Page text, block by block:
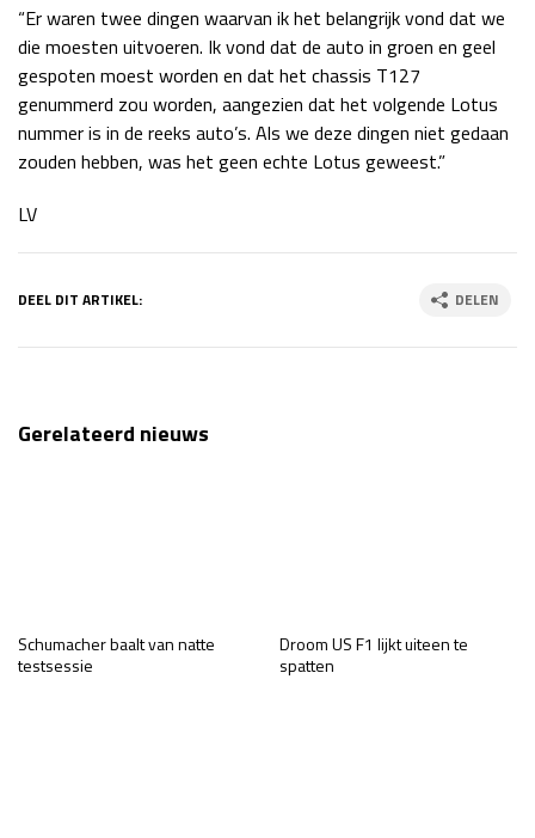
“Er waren twee dingen waarvan ik het belangrijk vond dat we
die moesten uitvoeren. Ik vond dat de auto in groen en geel
gespoten moest worden en dat het chassis T127
genummerd zou worden, aangezien dat het volgende Lotus
nummer is in de reeks auto’s. Als we deze dingen niet gedaan
zouden hebben, was het geen echte Lotus geweest.”
LV
DEEL DIT ARTIKEL: DELEN
Gerelateerd nieuws
Schumacher baalt van natte
testsessie
Droom US F1 lijkt uiteen te
spatten